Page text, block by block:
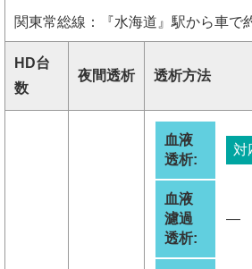
関東常総線：『水海道』駅から車で
HD台
数
夜間透析 透析方法
血液
透析:
対
血液
濾過
透析:
―